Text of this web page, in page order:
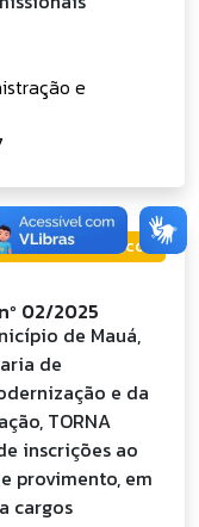
e
Públicos
02/2025
de Mauá,
de
e da
TORNA
inscrições ao
provimento, em
cargos